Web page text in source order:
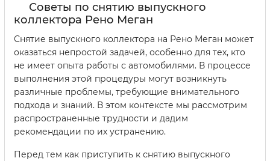
Советы по снятию выпускного
коллектора Рено Меган
Снятие выпускного коллектора на Рено Меган может
оказаться непростой задачей, особенно для тех, кто
не имеет опыта работы с автомобилями. В процессе
выполнения этой процедуры могут возникнуть
различные проблемы, требующие внимательного
подхода и знаний. В этом контексте мы рассмотрим
распространенные трудности и дадим
рекомендации по их устранению.
Перед тем как приступить к снятию выпускного